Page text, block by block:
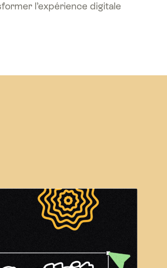
l’expérience digitale